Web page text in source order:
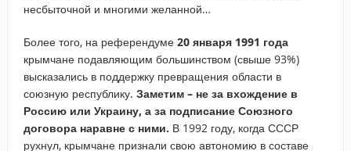
несбыточной и многими желанной…
Более того, на референдуме 20 января 1991 года
крымчане подавляющим большинством (свыше 93%)
высказались в поддержку превращения области в
союзную республику. Заметим – не за вхождение в
Россию или Украину, а за подписание Союзного
договора наравне с ними. В 1992 году, когда СССР
рухнул, крымчане признали свою автономию в составе